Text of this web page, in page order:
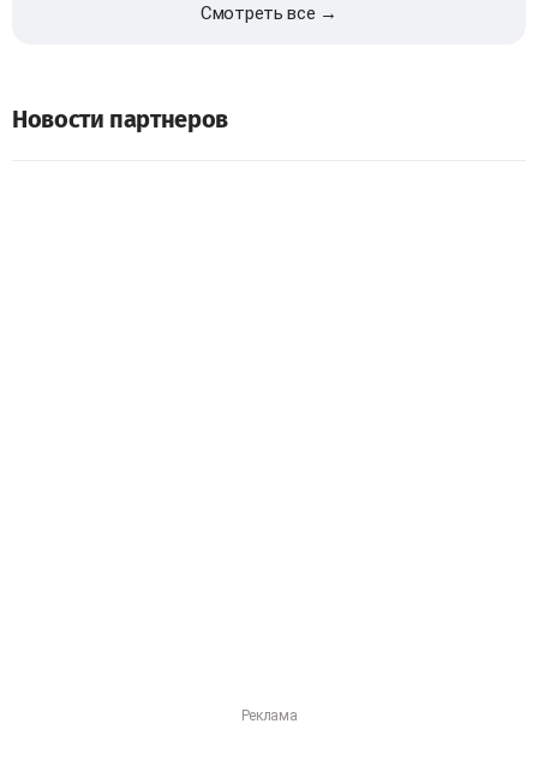
Смотреть все →
Новости партнеров